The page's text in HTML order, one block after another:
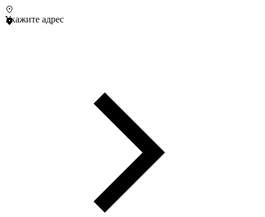
Укажите адрес